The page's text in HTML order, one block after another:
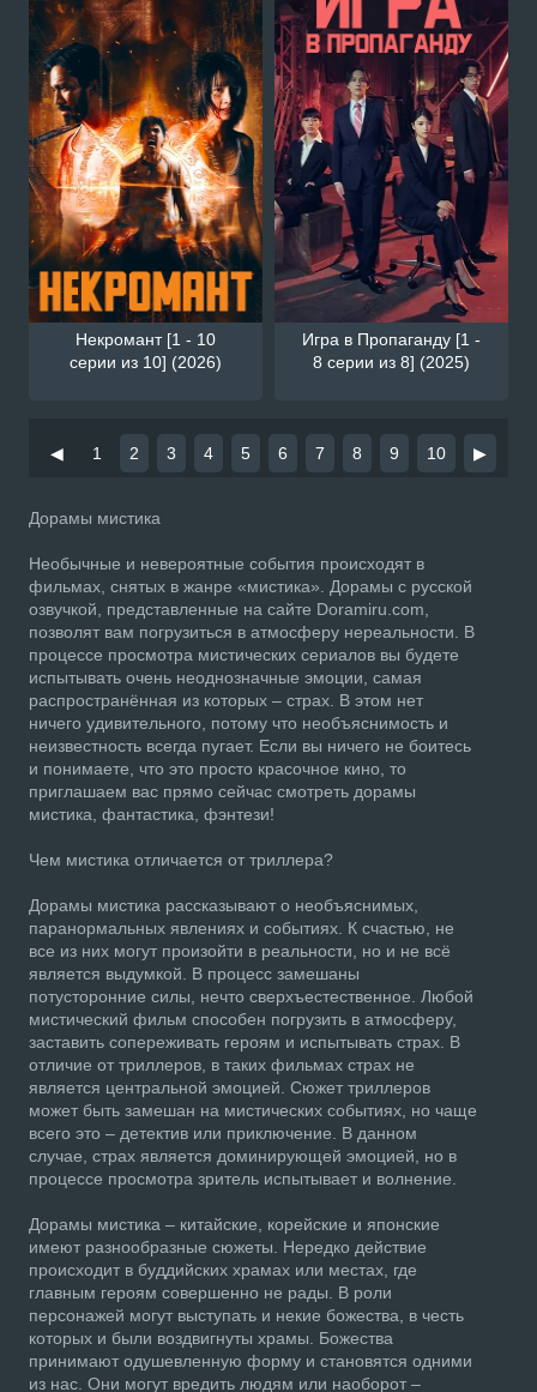
Некромант [1 - 10
серии из 10] (2026)
Игра в Пропаганду [1 -
8 серии из 8] (2025)
◀ 1 2 3 4 5 6 7 8 9 10 ▶
Дорамы мистика
Необычные и невероятные события происходят в
фильмах, снятых в жанре «мистика». Дорамы с русской
озвучкой, представленные на сайте Doramiru.com,
позволят вам погрузиться в атмосферу нереальности. В
процессе просмотра мистических сериалов вы будете
испытывать очень неоднозначные эмоции, самая
распространённая из которых – страх. В этом нет
ничего удивительного, потому что необъяснимость и
неизвестность всегда пугает. Если вы ничего не боитесь
и понимаете, что это просто красочное кино, то
приглашаем вас прямо сейчас смотреть дорамы
мистика, фантастика, фэнтези!
Чем мистика отличается от триллера?
Дорамы мистика рассказывают о необъяснимых,
паранормальных явлениях и событиях. К счастью, не
все из них могут произойти в реальности, но и не всё
является выдумкой. В процесс замешаны
потусторонние силы, нечто сверхъестественное. Любой
мистический фильм способен погрузить в атмосферу,
заставить сопереживать героям и испытывать страх. В
отличие от триллеров, в таких фильмах страх не
является центральной эмоцией. Сюжет триллеров
может быть замешан на мистических событиях, но чаще
всего это – детектив или приключение. В данном
случае, страх является доминирующей эмоцией, но в
процессе просмотра зритель испытывает и волнение.
Дорамы мистика – китайские, корейские и японские
имеют разнообразные сюжеты. Нередко действие
происходит в буддийских храмах или местах, где
главным героям совершенно не рады. В роли
персонажей могут выступать и некие божества, в честь
которых и были воздвигнуты храмы. Божества
принимают одушевленную форму и становятся одними
из нас. Они могут вредить людям или наоборот –